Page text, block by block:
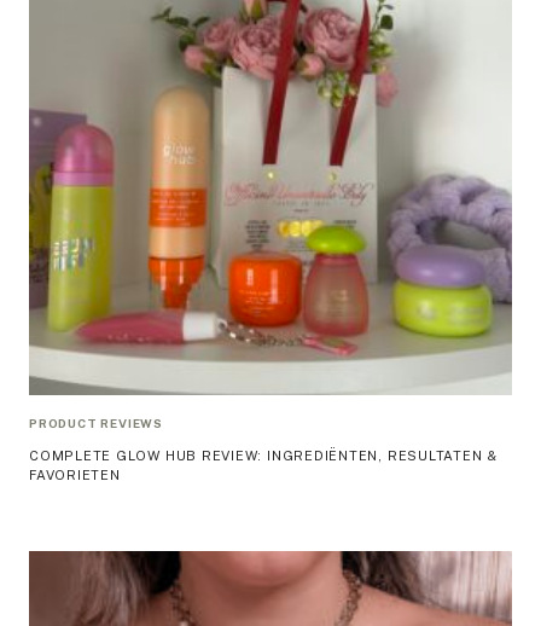
PRODUCT REVIEWS
COMPLETE GLOW HUB REVIEW: INGREDIËNTEN, RESULTATEN &
FAVORIETEN